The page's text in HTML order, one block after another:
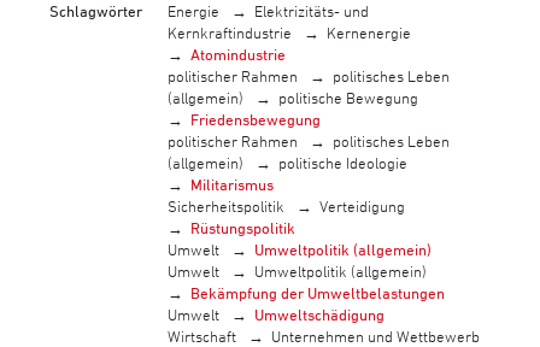
Schlagwörter
Energie
Elektrizitäts- und
Kernkraftindustrie
Kernenergie
Atomindustrie
politischer Rahmen
politisches Leben
(allgemein)
politische Bewegung
Friedensbewegung
politischer Rahmen
politisches Leben
(allgemein)
politische Ideologie
Militarismus
Sicherheitspolitik
Verteidigung
Rüstungspolitik
Umwelt
Umweltpolitik (allgemein)
Umwelt
Umweltpolitik (allgemein)
Bekämpfung der Umweltbelastungen
Umwelt
Umweltschädigung
Wirtschaft
Unternehmen und Wettbewerb